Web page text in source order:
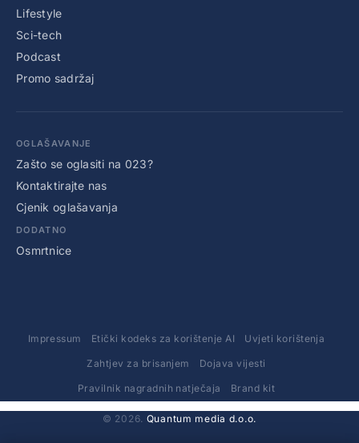
Lifestyle
Sci-tech
Podcast
Promo sadržaj
OGLAŠAVANJE
Zašto se oglasiti na 023?
Kontaktirajte nas
Cjenik oglašavanja
DODATNO
Osmrtnice
Impressum Etički kodeks za korištenje AI Uvjeti korištenja
Zahtjev za brisanjem Dojava vijesti
Pravilnik nagradnih natječaja Brand kit
© 2026. Quantum media d.o.o.